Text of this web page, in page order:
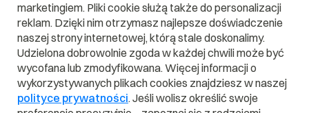
Czym jest Asystent Google?
Przeczytaj czym jestAsystent Googlew naszym
słowniku.
marketingiem. Pliki cookie służą także do personalizacji
reklam. Dzięki nim otrzymasz najlepsze doświadczenie
naszej strony internetowej, którą stale doskonalimy.
Udzielona dobrowolnie zgoda w każdej chwili może być
wycofana lub zmodyfikowana. Więcej informacji o
wykorzystywanych plikach cookies znajdziesz w naszej
polityce prywatności. Jeśli wolisz określić swoje